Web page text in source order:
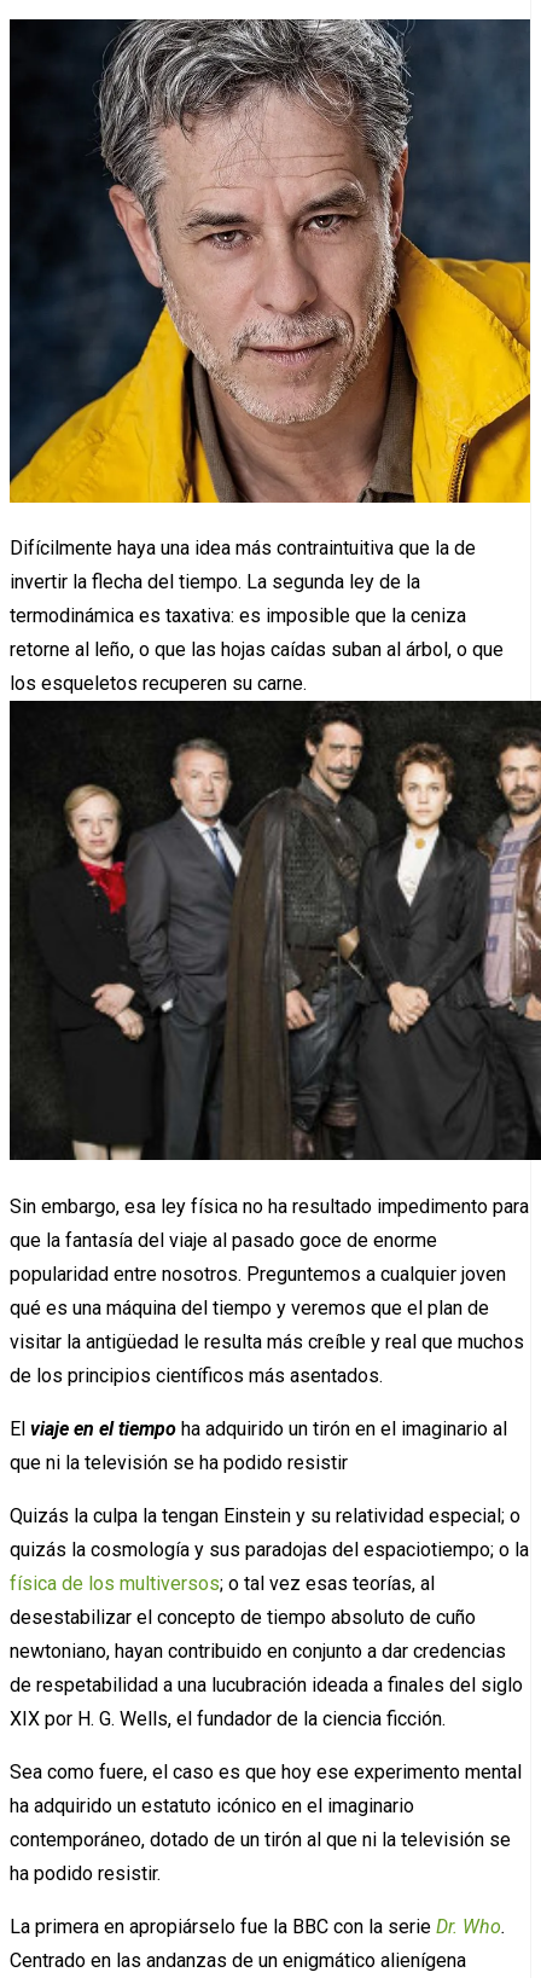
Difícilmente haya una idea más contraintuitiva que la de
invertir la flecha del tiempo. La segunda ley de la
termodinámica es taxativa: es imposible que la ceniza
retorne al leño, o que las hojas caídas suban al árbol, o que
los esqueletos recuperen su carne.
Sin embargo, esa ley física no ha resultado impedimento para
que la fantasía del viaje al pasado goce de enorme
popularidad entre nosotros. Preguntemos a cualquier joven
qué es una máquina del tiempo y veremos que el plan de
visitar la antigüedad le resulta más creíble y real que muchos
de los principios científicos más asentados.
El viaje en el tiempo ha adquirido un tirón en el imaginario al
que ni la televisión se ha podido resistir
Quizás la culpa la tengan Einstein y su relatividad especial; o
quizás la cosmología y sus paradojas del espaciotiempo; o la
física de los multiversos; o tal vez esas teorías, al
desestabilizar el concepto de tiempo absoluto de cuño
newtoniano, hayan contribuido en conjunto a dar credencias
de respetabilidad a una lucubración ideada a finales del siglo
XIX por H. G. Wells, el fundador de la ciencia ficción.
Sea como fuere, el caso es que hoy ese experimento mental
ha adquirido un estatuto icónico en el imaginario
contemporáneo, dotado de un tirón al que ni la televisión se
ha podido resistir.
La primera en apropiárselo fue la BBC con la serie Dr. Who.
Centrado en las andanzas de un enigmático alienígena